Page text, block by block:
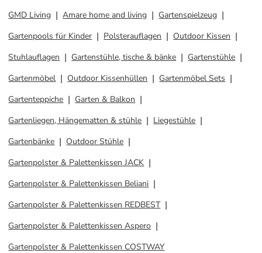
GMD Living
Amare home and living
Gartenspielzeug
Gartenpools für Kinder
Polsterauflagen
Outdoor Kissen
Stuhlauflagen
Gartenstühle, tische & bänke
Gartenstühle
Gartenmöbel
Outdoor Kissenhüllen
Gartenmöbel Sets
Gartenteppiche
Garten & Balkon
Gartenliegen, Hängematten & stühle
Liegestühle
Gartenbänke
Outdoor Stühle
Gartenpolster & Palettenkissen JACK
Gartenpolster & Palettenkissen Beliani
Gartenpolster & Palettenkissen REDBEST
Gartenpolster & Palettenkissen Aspero
Gartenpolster & Palettenkissen COSTWAY